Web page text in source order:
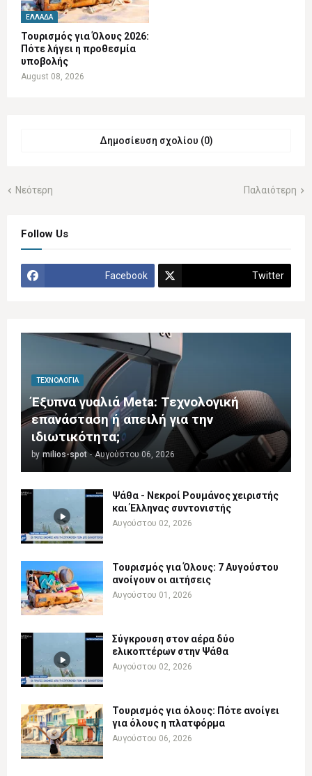
ΕΛΛΆΔΑ
Τουρισμός για Όλους 2026:
Πότε λήγει η προθεσμία
υποβολής
August 08, 2026
Δημοσίευση σχολίου (0)
Νεότερη Παλαιότερη
Follow Us
Facebook Twitter
ΤΕΧΝΟΛΟΓΊΑ
Έξυπνα γυαλιά Meta: Τεχνολογική
επανάσταση ή απειλή για την
ιδιωτικότητα;
by milios-spot - Αυγούστου 06, 2026
Ψάθα - Νεκροί Ρουμάνος χειριστής
και Έλληνας συντονιστής
Αυγούστου 02, 2026
Τουρισμός για Όλους: 7 Αυγούστου
ανοίγουν οι αιτήσεις
Αυγούστου 01, 2026
Σύγκρουση στον αέρα δύο
ελικοπτέρων στην Ψάθα
Αυγούστου 02, 2026
Τουρισμός για όλους: Πότε ανοίγει
για όλους η πλατφόρμα
Αυγούστου 06, 2026